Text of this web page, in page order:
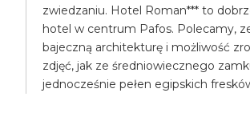
zwiedzaniu. Hotel Roman*** to
hotel w centrum Pafos. Polecamy,
bajeczną architekturę i możliwość
zdjęć, jak ze średniowiecznego
jednocześnie pełen egipskich